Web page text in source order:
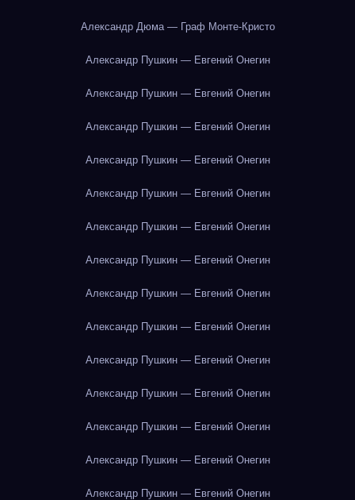
Александр Дюма — Граф Монте-Кристо
Александр Пушкин — Евгений Онегин
Александр Пушкин — Евгений Онегин
Александр Пушкин — Евгений Онегин
Александр Пушкин — Евгений Онегин
Александр Пушкин — Евгений Онегин
Александр Пушкин — Евгений Онегин
Александр Пушкин — Евгений Онегин
Александр Пушкин — Евгений Онегин
Александр Пушкин — Евгений Онегин
Александр Пушкин — Евгений Онегин
Александр Пушкин — Евгений Онегин
Александр Пушкин — Евгений Онегин
Александр Пушкин — Евгений Онегин
Александр Пушкин — Евгений Онегин